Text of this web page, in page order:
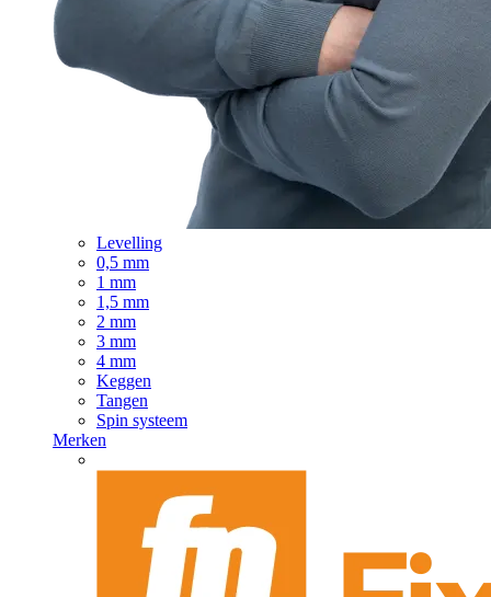
Levelling
0,5 mm
1 mm
1,5 mm
2 mm
3 mm
4 mm
Keggen
Tangen
Spin systeem
Merken